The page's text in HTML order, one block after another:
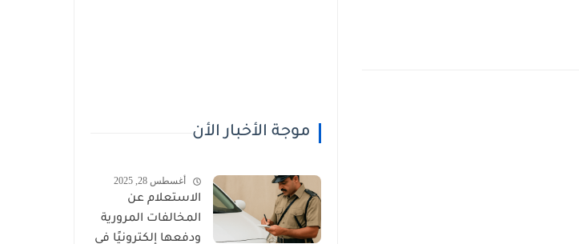
موجة الأخبار الأن
أغسطس 28, 2025
الاستعلام عن
المخالفات المرورية
ودفعها إلكترونيًا في